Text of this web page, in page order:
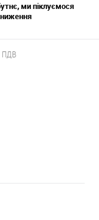
ми піклуємося
ПДВ